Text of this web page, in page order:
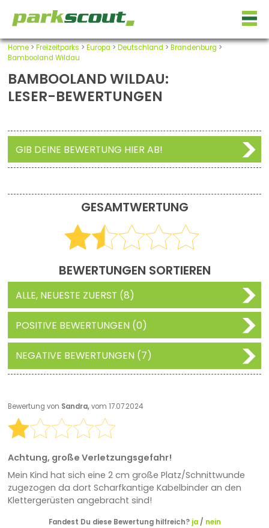
Home> Freizeitparks > Europa > Deutschland > Brandenburg >
Bambooland Wildau
BAMBOOLAND WILDAU:
LESER-BEWERTUNGEN
GIB DEINE BEWERTUNG HIER AB!
GESAMTWERTUNG
BEWERTUNGEN SORTIEREN
ALLE, NEUESTE ZUERST (8)
POSITIVE BEWERTUNGEN (0)
NEGATIVE BEWERTUNGEN (7)
Bewertung von Sandra,vom 17.07.2024
Achtung, große Verletzungsgefahr!
Mein Kind hat sich eine 2 cm große Platz/Schnittwunde
zugezogen da dort Scharfkantige Kabelbinder an den
Klettergerüsten angebracht sind!
Fandest Du diese Bewertung hilfreich? ja/ nein